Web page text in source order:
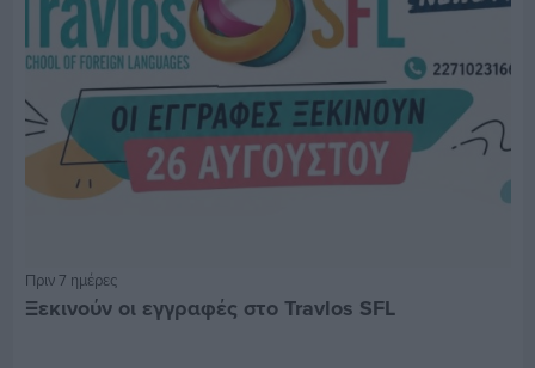
Πριν 7 ημέρες
Ξεκινούν οι εγγραφές στο Travlos SFL